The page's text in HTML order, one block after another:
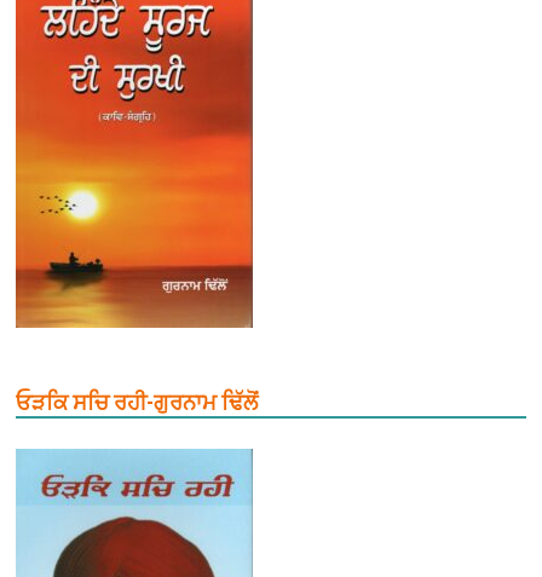
ਓੜਕਿ ਸਚਿ ਰਹੀ-ਗੁਰਨਾਮ ਢਿੱਲੋਂ